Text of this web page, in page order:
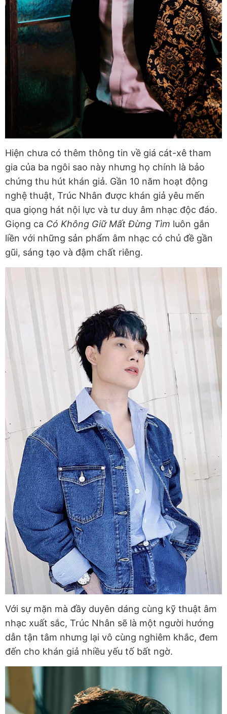
Hiện chưa có thêm thông tin về giá cát-xê tham
gia của ba ngôi sao này nhưng họ chính là bảo
chứng thu hút khán giả. Gần 10 năm hoạt động
nghệ thuật, Trúc Nhân được khán giả yêu mến
qua giọng hát nội lực và tư duy âm nhạc độc đáo.
Giọng ca Có Không Giữ Mất Đừng Tìm luôn gắn
liền với những sản phẩm âm nhạc có chủ đề gần
gũi, sáng tạo và đậm chất riêng.
Với sự mặn mà đầy duyên dáng cùng kỹ thuật âm
nhạc xuất sắc, Trúc Nhân sẽ là một người hướng
dẫn tận tâm nhưng lại vô cùng nghiêm khắc, đem
đến cho khán giả nhiều yếu tố bất ngờ.